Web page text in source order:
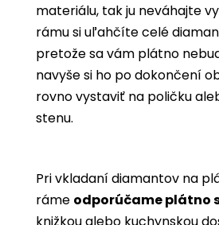
materiálu, tak ju neváhajte
rámu si uľahčíte celé
pretože sa vám plátno
navyše si ho po dokončení
rovno vystaviť na poličku
stenu.
Pri vkladaní diamantov na
ráme odporúčame plátno